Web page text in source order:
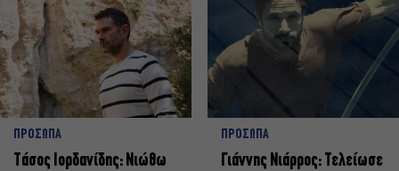
ΠΡΟΣΩΠΑ
Tάσος Ιορδανίδης: Νιώθω
ΠΡΟΣΩΠΑ
Γιάννης Νιάρρος: Τελείωσε